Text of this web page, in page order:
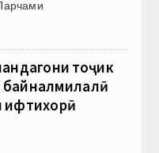
тоҷик
ифтихорӣ